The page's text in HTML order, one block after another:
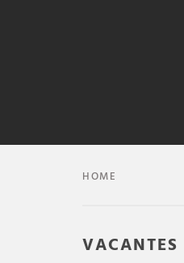
HOME
VACANTES